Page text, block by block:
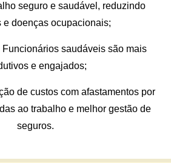
seguro e saudável, reduzindo
e doenças ocupacionais;
Funcionários saudáveis são mais
e engajados;
de custos com afastamentos por
ao trabalho e melhor gestão de
seguros.